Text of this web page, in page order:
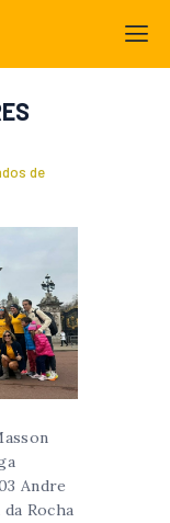
de
Andre
Rocha